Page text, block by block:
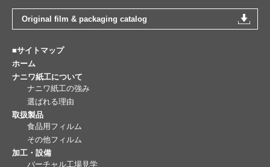
Original film & packaging catalog
■サイトマップ
ホーム
ナニワ紙工について
ナニワ紙工の強み
選ばれる理由
取扱製品
食品用フィルム
その他フィルム
加工・設備
バーチャル工場見学